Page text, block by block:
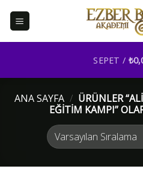
SEPET / ₺
ANA SAYFA / ÜRÜNLER
EĞİTİM KAMPI”